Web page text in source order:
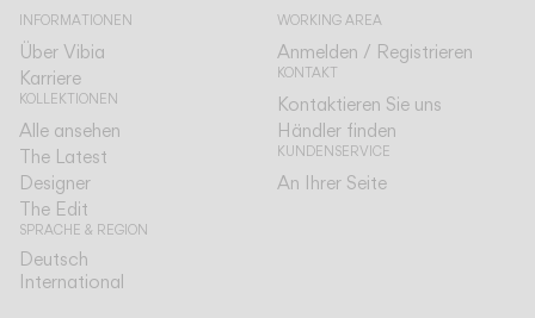
INFORMATIONEN
Über Vibia
Karriere
KOLLEKTIONEN
Alle ansehen
The Latest
Designer
The Edit
SPRACHE & REGION
Deutsch
International
WORKING AREA
Anmelden / Registrieren
KONTAKT
Kontaktieren Sie uns
Händler finden
KUNDENSERVICE
An Ihrer Seite